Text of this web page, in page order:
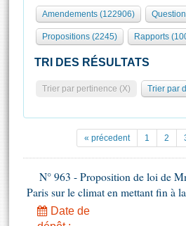
577 députés
Groupes politiques
Commissions et autres
Europe et International
Pétitions
Projets de loi
Propositions de loi
Amendements
Organisation de l'Assemblée
Présidence Conférence des
Statistiques et chiffres clés
Documents de référence
( Constitution | Règlement de
Juniors
Visite virtuelle du palais
Assister à une séance
La Bibliothèque
Contacts et plan d'accès
Photos libres de droit
Amendements (122906)
Propositions (2245) Rapports
TRI DES RÉSULTATS
Trier par pertinence (X) Trier par
« précedent 1 2
N° 963 - Proposition de loi de
Paris sur le climat en mettant fin à
Date de